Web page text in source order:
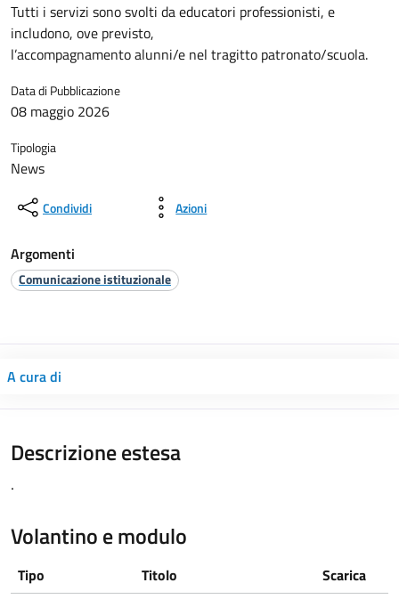
Tutti i servizi sono svolti da educatori professionisti, e
includono, ove previsto,
l’accompagnamento alunni/e nel tragitto patronato/scuola.
Data di Pubblicazione
08 maggio 2026
Tipologia
News
Condividi Azioni
Argomenti
Comunicazione istituzionale
A cura di
Descrizione estesa
.
Volantino e modulo
Tipo Titolo
Scarica